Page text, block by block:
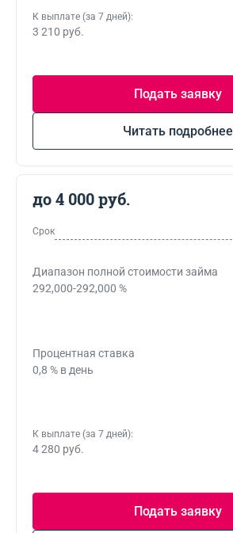
К выплате (за 7 дней):
3 210 руб.
Подать заявку
Читать подробнее
до 4 000 руб.
Срок
Диапазон полной стоимости займа
292,000-292,000 %
Процентная ставка
0,8 % в день
К выплате (за 7 дней):
4 280 руб.
Подать заявку